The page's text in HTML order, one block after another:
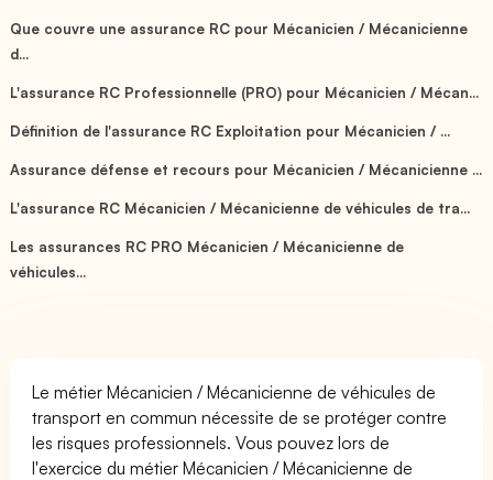
Que couvre une assurance RC pour Mécanicien / Mécanicienne
d...
L'assurance RC Professionnelle (PRO) pour Mécanicien / Mécan...
Définition de l'assurance RC Exploitation pour Mécanicien / ...
Assurance défense et recours pour Mécanicien / Mécanicienne ...
L'assurance RC Mécanicien / Mécanicienne de véhicules de tra...
Les assurances RC PRO Mécanicien / Mécanicienne de
véhicules...
Le métier Mécanicien / Mécanicienne de véhicules de
transport en commun nécessite de se protéger contre
les risques professionnels. Vous pouvez lors de
l'exercice du métier Mécanicien / Mécanicienne de